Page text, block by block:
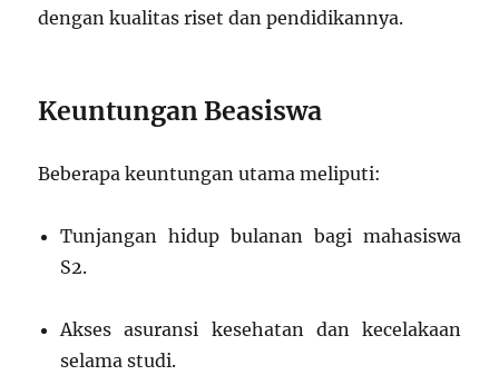
dengan kualitas riset dan pendidikannya.
Keuntungan Beasiswa
Beberapa keuntungan utama meliputi:
Tunjangan hidup bulanan bagi mahasiswa
S2.
Akses asuransi kesehatan dan kecelakaan
selama studi.